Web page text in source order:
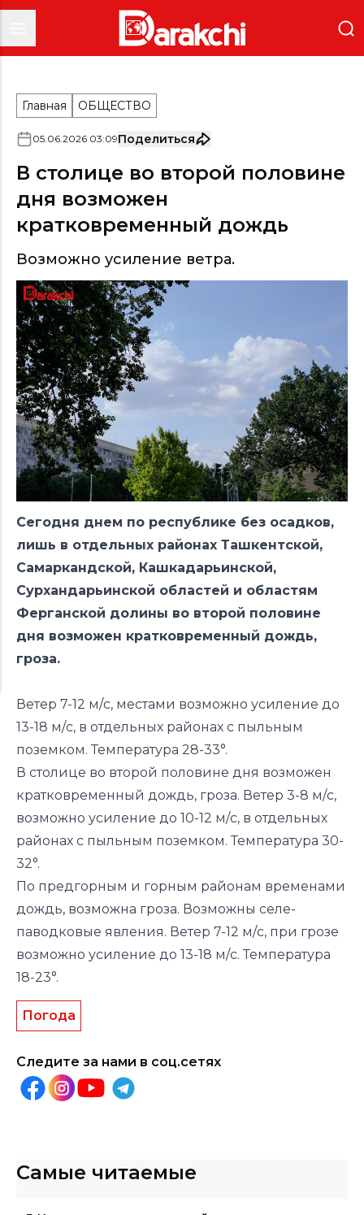
Главная ОБЩЕСТВО
05.06.2026 03:09Поделиться
В столице во второй половине
дня возможен
кратковременный дождь
Возможно усиление ветра.
Сегодня днем по республике без осадков,
лишь в отдельных районах Ташкентской,
Самаркандской, Кашкадарьинской,
Сурхандарьинской областей и областям
Ферганской долины во второй половине
дня возможен кратковременный дождь,
гроза.
Ветер 7-12 м/с, местами возможно усиление до
13-18 м/с, в отдельных районах с пыльным
поземком. Температура 28-33°.
В столице во второй половине дня возможен
кратковременный дождь, гроза. Ветер 3-8 м/с,
возможно усиление до 10-12 м/с, в отдельных
районах с пыльным поземком. Температура 30-
32°.
По предгорным и горным районам временами
дождь, возможна гроза. Возможны селе-
паводковые явления. Ветер 7-12 м/с, при грозе
возможно усиление до 13-18 м/с. Температура
18-23°.
Погода
Следите за нами в соц.сетях
Самые читаемые